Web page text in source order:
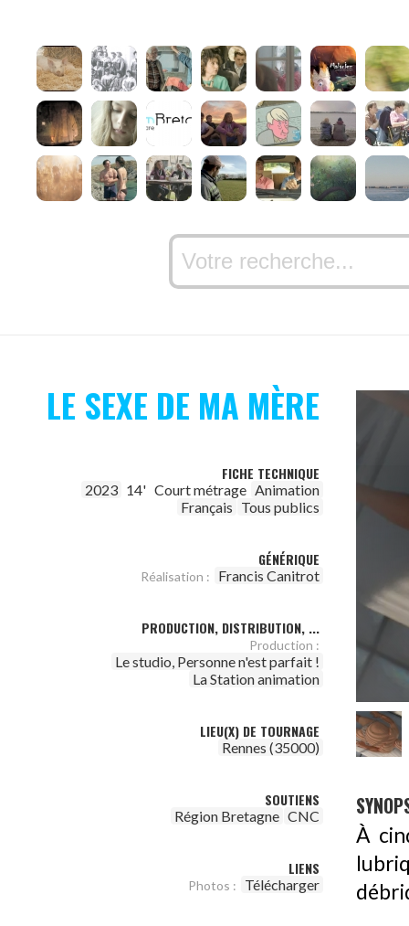
LE SEXE DE MA MÈRE
FICHE TECHNIQUE
2023 14' Court métrage Animation
Français Tous publics
GÉNÉRIQUE
Réalisation : Francis Canitrot
PRODUCTION, DISTRIBUTION, ...
Production :
Le studio, Personne n'est parfait !
La Station animation
LIEU(X) DE TOURNAGE
Rennes (35000)
SOUTIENS
Région Bretagne CNC
LIENS
Photos : Télécharger
À